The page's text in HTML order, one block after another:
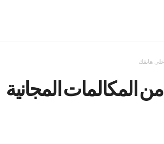
هاتفك
المكالمات المجانية